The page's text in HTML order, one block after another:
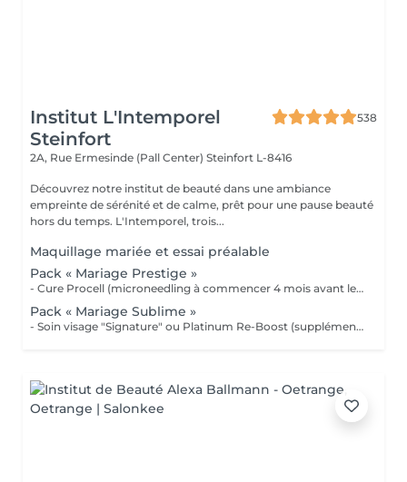
Institut L'Intemporel
Steinfort
538
2A, Rue Ermesinde (Pall Center) Steinfort L-8416
Découvrez notre institut de beauté dans une ambiance
empreinte de sérénité et de calme, prêt pour une pause beauté
hors du temps. L'Intemporel, trois...
Maquillage mariée et essai préalable
Pack « Mariage Prestige »
- Cure Procell (microneedling à commencer 4 mois avant le jour J) ou cure Soin Signature. - Gommage du corps et massage 1h : 1 semaine avant le jour J - Beauté des mains et beauté des pieds (vernis semi permanent en supplément) : 2 jours avant le jour J - Maquillage Mariée, le jour J + essai à votre convenance - Épilations au choix, 2 jours avant le jour J 1099€ au lieu de 1435€
Pack « Mariage Sublime »
- Soin visage "Signature" ou Platinum Re-Boost (supplément de 25€) - Gommage du corps - Massage détente dos et épaules - Beauté des pieds et vernis simple (semi permanent + 6€) - Beauté des mains et vernis classique (semi permanent + 15€) - Maquillage Mariée + essai préalable - Épilations au choix (cire classique) Forfait à planifier avec votre esthéticienne 599€ au lieu de 728€